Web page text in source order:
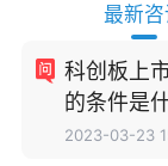
最新咨
科创板上
的条件是
2023-03-23